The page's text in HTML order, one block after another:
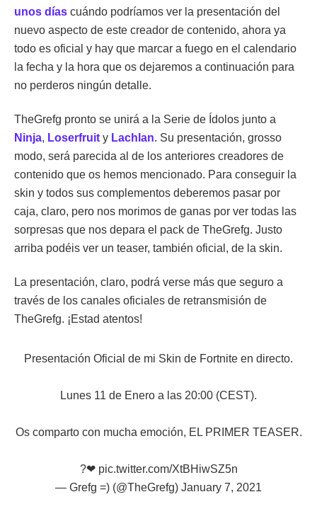
unos días cuándo podríamos ver la presentación del
nuevo aspecto de este creador de contenido, ahora ya
todo es oficial y hay que marcar a fuego en el calendario
la fecha y la hora que os dejaremos a continuación para
no perderos ningún detalle.
TheGrefg pronto se unirá a la Serie de Ídolos junto a
Ninja, Loserfruit y Lachlan. Su presentación, grosso
modo, será parecida al de los anteriores creadores de
contenido que os hemos mencionado. Para conseguir la
skin y todos sus complementos deberemos pasar por
caja, claro, pero nos morimos de ganas por ver todas las
sorpresas que nos depara el pack de TheGrefg. Justo
arriba podéis ver un teaser, también oficial, de la skin.
La presentación, claro, podrá verse más que seguro a
través de los canales oficiales de retransmisión de
TheGrefg. ¡Estad atentos!
Presentación Oficial de mi Skin de Fortnite en directo.
Lunes 11 de Enero a las 20:00 (CEST).
Os comparto con mucha emoción, EL PRIMER TEASER.
?❤ pic.twitter.com/XtBHiwSZ5n
— Grefg =) (@TheGrefg) January 7, 2021